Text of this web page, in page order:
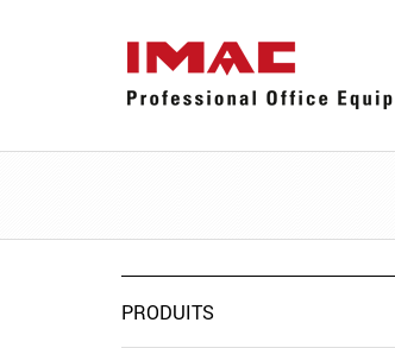
PRODUITS